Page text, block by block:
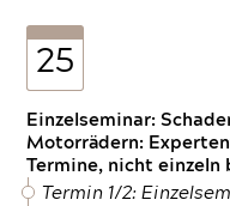
25
Einzelseminar:
Motorrädern:
Termine, nicht einzeln
Termin 1/2: